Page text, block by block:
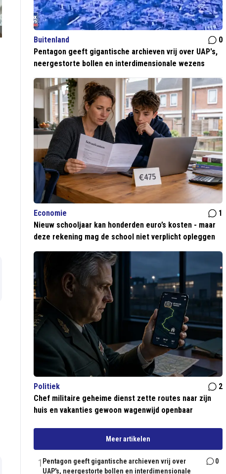
Buitenland
0
Pentagon geeft gigantische archieven vrij over UAP's,
neergestorte bollen en interdimensionale wezens
Economie
1
Nieuw schooljaar kan honderden euro’s kosten - maar
deze rekening mag de school niet verplicht opleggen
Politiek
2
Chef militaire geheime dienst zette routes naar zijn
huis en vakanties gewoon wagenwijd openbaar
Meer artikelen
1 Pentagon geeft gigantische archieven vrij over
UAP's, neergestorte bollen en interdimensionale
0